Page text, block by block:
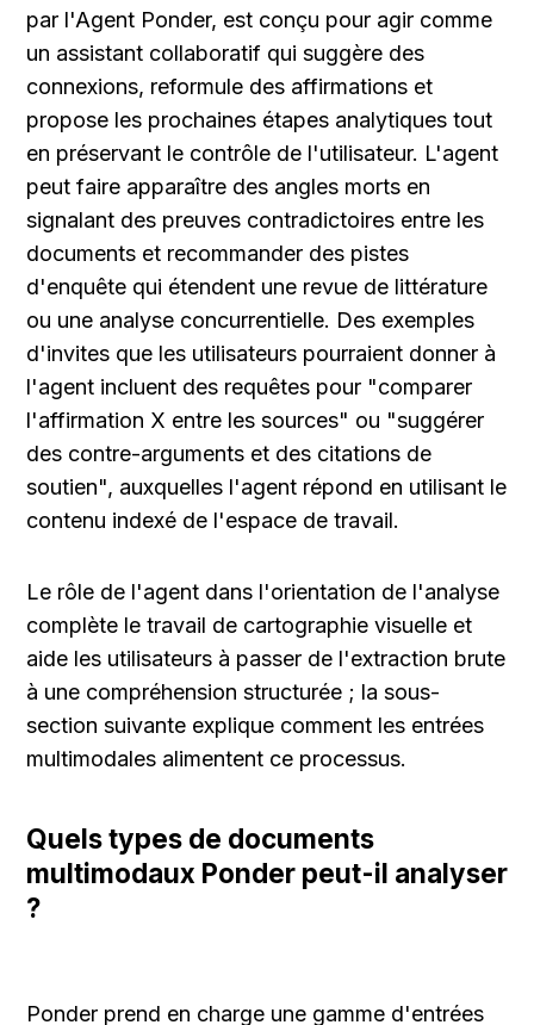
par l'Agent Ponder, est conçu pour agir comme
un assistant collaboratif qui suggère des
connexions, reformule des affirmations et
propose les prochaines étapes analytiques tout
en préservant le contrôle de l'utilisateur. L'agent
peut faire apparaître des angles morts en
signalant des preuves contradictoires entre les
documents et recommander des pistes
d'enquête qui étendent une revue de littérature
ou une analyse concurrentielle. Des exemples
d'invites que les utilisateurs pourraient donner à
l'agent incluent des requêtes pour "comparer
l'affirmation X entre les sources" ou "suggérer
des contre-arguments et des citations de
soutien", auxquelles l'agent répond en utilisant le
contenu indexé de l'espace de travail.
Le rôle de l'agent dans l'orientation de l'analyse
complète le travail de cartographie visuelle et
aide les utilisateurs à passer de l'extraction brute
à une compréhension structurée ; la sous-
section suivante explique comment les entrées
multimodales alimentent ce processus.
Quels types de documents
multimodaux Ponder peut-il analyser
?
Ponder prend en charge une gamme d'entrées